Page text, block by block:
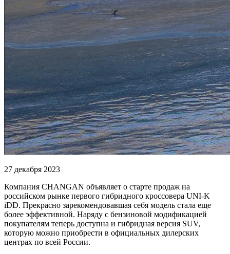
27 декабря 2023
Компания CHANGAN объявляет о старте продаж на
российском рынке первого гибридного кроссовера UNI-K
iDD. Прекрасно зарекомендовавшая себя модель стала еще
более эффективной. Наряду с бензиновой модификацией
покупателям теперь доступна и гибридная версия SUV,
которую можно приобрести в официальных дилерских
центрах по всей России.